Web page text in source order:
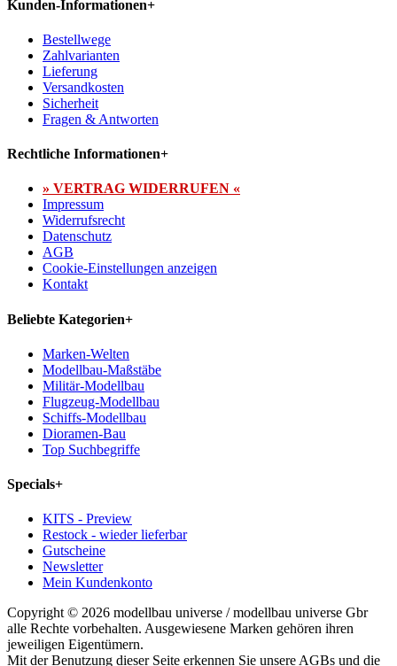
Kunden-Informationen+
Bestellwege
Zahlvarianten
Lieferung
Versandkosten
Sicherheit
Fragen & Antworten
Rechtliche Informationen+
» VERTRAG WIDERRUFEN «
Impressum
Widerrufsrecht
Datenschutz
AGB
Cookie-Einstellungen anzeigen
Kontakt
Beliebte Kategorien+
Marken-Welten
Modellbau-Maßstäbe
Militär-Modellbau
Flugzeug-Modellbau
Schiffs-Modellbau
Dioramen-Bau
Top Suchbegriffe
Specials+
KITS - Preview
Restock - wieder lieferbar
Gutscheine
Newsletter
Mein Kundenkonto
Copyright © 2026 modellbau universe / modellbau universe Gbr
alle Rechte vorbehalten. Ausgewiesene Marken gehören ihren
jeweiligen Eigentümern.
Mit der Benutzung dieser Seite erkennen Sie unsere AGBs und die